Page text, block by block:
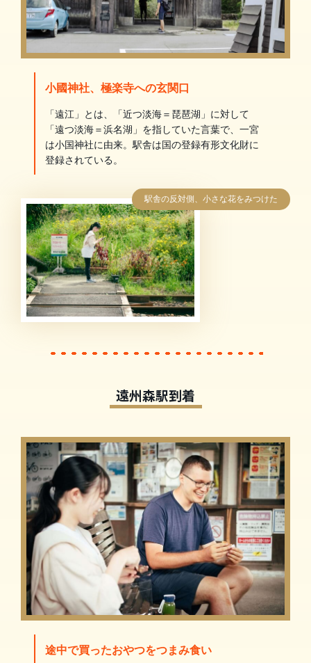
小國神社、極楽寺への玄関口
「遠江」とは、「近つ淡海＝琵琶湖」に対して
「遠つ淡海＝浜名湖」を指していた言葉で、一宮
は小国神社に由来。駅舎は国の登録有形文化財に
登録されている。
駅舎の反対側、小さな花をみつけた
遠州森駅到着
途中で買ったおやつをつまみ食い